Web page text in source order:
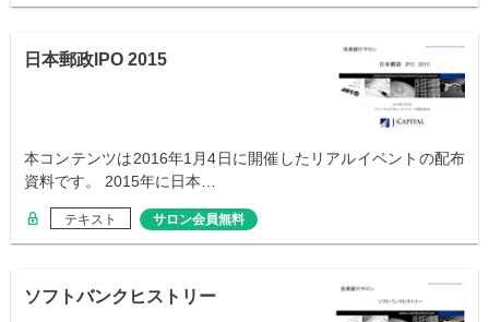
日本郵政IPO 2015
本コンテンツは2016年1月4日に開催したリアルイベントの配布
資料です。 2015年に日本…
テキスト サロン会員無料
ソフトバンクヒストリー